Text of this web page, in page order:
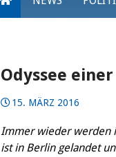
Odyssee
15. MÄRZ 2016
Immer wieder werden
ist in Berlin gelandet